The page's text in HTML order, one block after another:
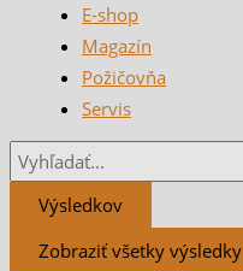
E-shop
Magazín
Požičovňa
Servis
Výsledkov
Zobraziť všetky výsledky